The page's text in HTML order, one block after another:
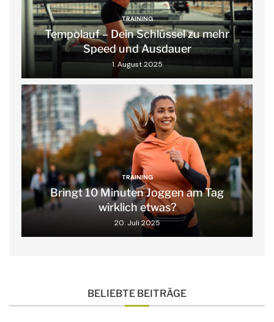
TRAINING
Tempolauf – Dein Schlüssel zu mehr
Speed und Ausdauer
1. August 2025
TRAINING
Bringt 10 Minuten Joggen am Tag
wirklich etwas?
20. Juli 2025
BELIEBTE BEITRÄGE